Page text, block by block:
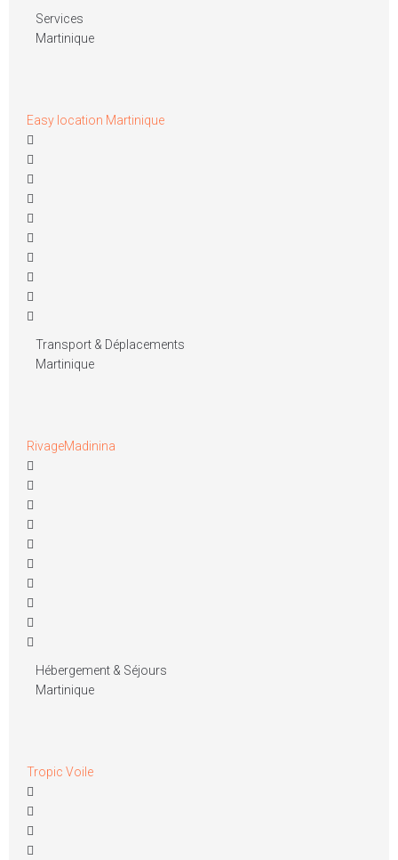
Services
Martinique
Easy location Martinique
Transport & Déplacements
Martinique
RivageMadinina
Hébergement & Séjours
Martinique
Tropic Voile